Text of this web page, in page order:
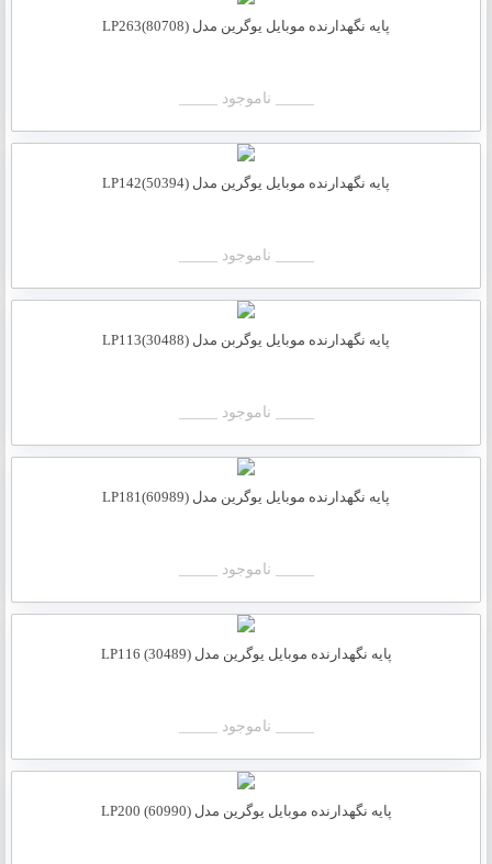
پایه نگهدارنده موبایل یوگرین مدل LP263(80708)
_____ ناموجود _____
پایه نگهدارنده موبایل یوگرین مدل LP142(50394)
_____ ناموجود _____
پایه نگهدارنده موبایل یوگربن مدل LP113(30488)
_____ ناموجود _____
پایه نگهدارنده موبایل یوگرین مدل LP181(60989)
_____ ناموجود _____
پایه نگهدارنده موبایل یوگرین مدل LP116 (30489)
_____ ناموجود _____
پایه نگهدارنده موبایل یوگرین مدل LP200 (60990)